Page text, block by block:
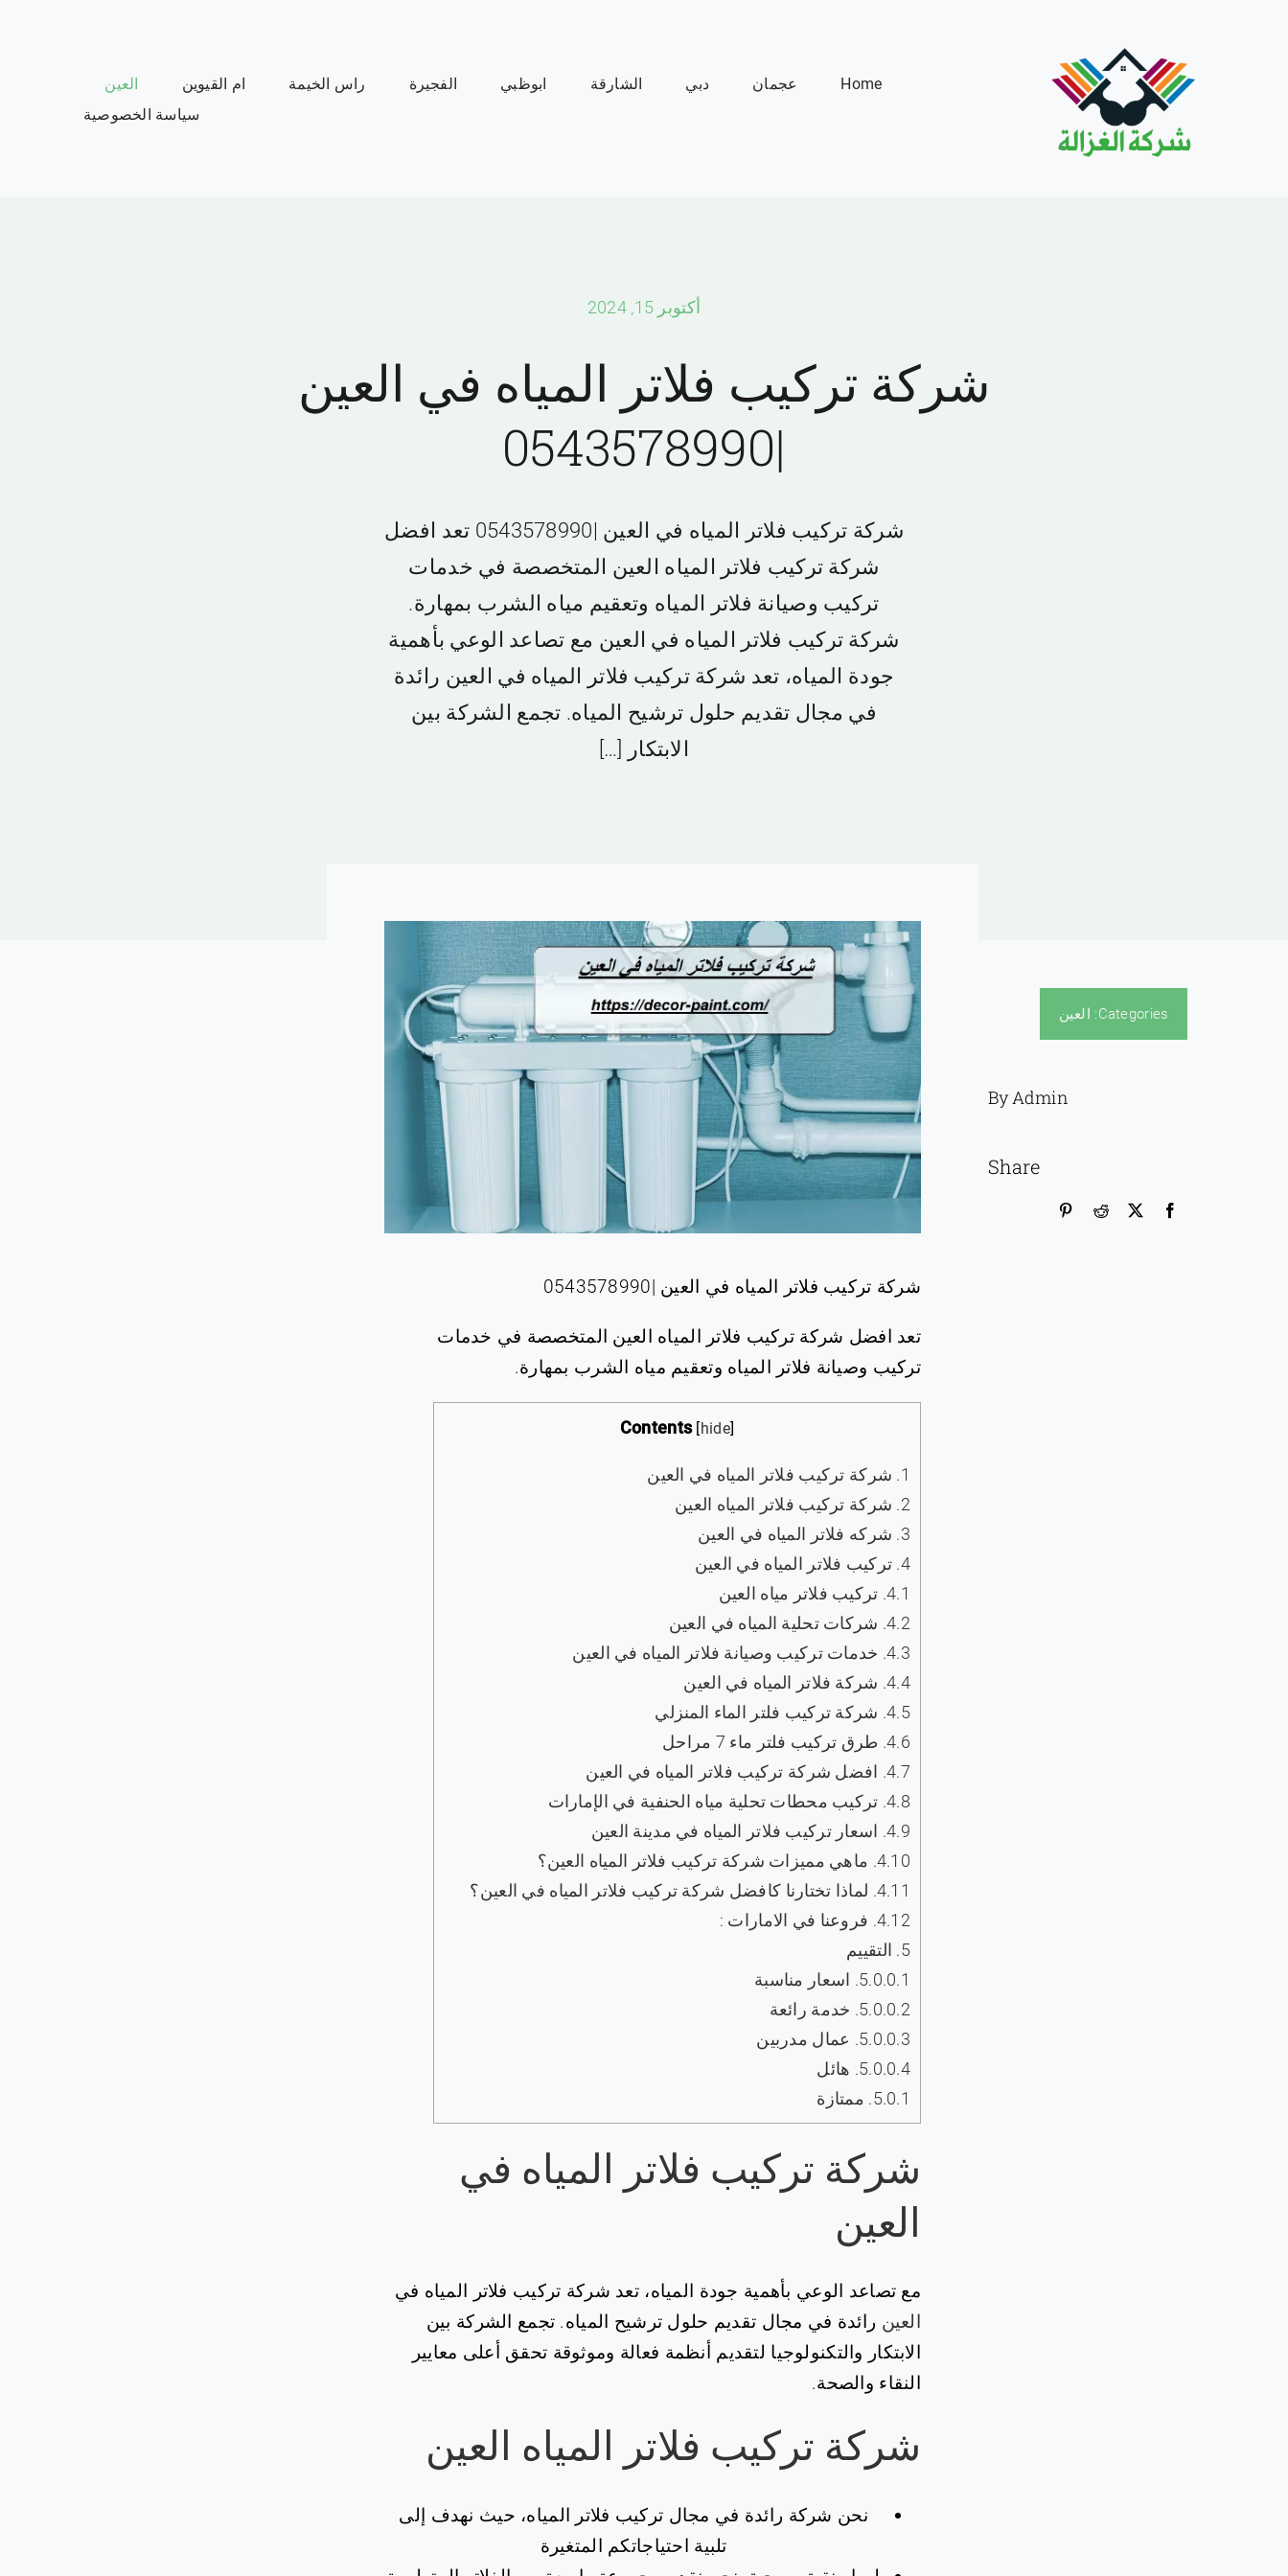
Home عجمان دبي الشارقة ابوظبي الفجيرة راس الخيمة ام القيوين
العين
سياسة الخصوصية
أكتوبر 15, 2024
شركة تركيب فلاتر المياه في العين
|0543578990
شركة تركيب فلاتر المياه في العين |0543578990 تعد افضل
شركة تركيب فلاتر المياه العين المتخصصة في خدمات
تركيب وصيانة فلاتر المياه وتعقيم مياه الشرب بمهارة.
شركة تركيب فلاتر المياه في العين مع تصاعد الوعي بأهمية
جودة المياه، تعد شركة تركيب فلاتر المياه في العين رائدة
في مجال تقديم حلول ترشيح المياه. تجمع الشركة بين
الابتكار […]
Categories: العين
By Admin
Share
شركة تركيب فلاتر المياه في العين |0543578990
تعد افضل شركة تركيب فلاتر المياه العين المتخصصة في خدمات
تركيب وصيانة فلاتر المياه وتعقيم مياه الشرب بمهارة.
Contents [hide]
1. شركة تركيب فلاتر المياه في العين
2. شركة تركيب فلاتر المياه العين
3. ‏شركه فلاتر المياه في العين
4. تركيب فلاتر المياه في العين
4.1. تركيب فلاتر مياه العين
4.2. شركات تحلية المياه في العين
4.3. خدمات تركيب وصيانة فلاتر المياه في العين
4.4. ‏شركة فلاتر المياه في العين
4.5. شركة تركيب فلتر الماء المنزلي
4.6. طرق تركيب فلتر ماء 7 مراحل
4.7. افضل شركة تركيب فلاتر المياه في العين
4.8. تركيب محطات تحلية مياه الحنفية في الإمارات
4.9. اسعار تركيب فلاتر المياه في مدينة العين
4.10. ماهي مميزات شركة تركيب فلاتر المياه العين؟
4.11. لماذا تختارنا كافضل شركة تركيب فلاتر المياه في العين؟
4.12. فروعنا في الامارات :
5. التقييم
5.0.0.1. اسعار مناسبة
5.0.0.2. خدمة رائعة
5.0.0.3. عمال مدربين
5.0.0.4. هائل
5.0.1. ممتازة
شركة تركيب فلاتر المياه في
العين
مع تصاعد الوعي بأهمية جودة المياه، تعد شركة تركيب فلاتر المياه في
العين رائدة في مجال تقديم حلول ترشيح المياه. تجمع الشركة بين
الابتكار والتكنولوجيا لتقديم أنظمة فعالة وموثوقة تحقق أعلى معايير
النقاء والصحة.
شركة تركيب فلاتر المياه العين
نحن شركة رائدة في مجال تركيب فلاتر المياه، حيث نهدف إلى
تلبية احتياجاتكم المتغيرة